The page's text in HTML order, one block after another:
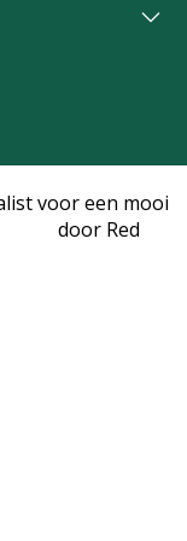
voor een mooi
door Red